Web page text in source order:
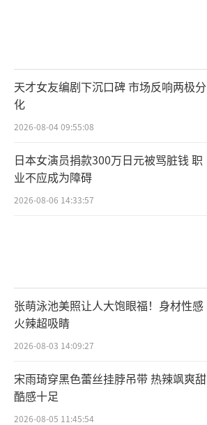
天才女友编剧下沉口碑 市场反响两极分
化
2026-08-04 09:55:08
日本女演员捐款300万日元被骂脏钱 职
业不应成为障碍
2026-08-06 14:33:57
张萌泳池美照让人大饱眼福！身材性感
火辣超吸睛
2026-08-03 14:09:27
宋雨琦穿黑色蕾丝挂脖吊带 热辣飒爽甜
酷感十足
2026-08-05 11:45:54